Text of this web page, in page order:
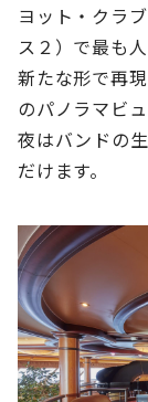
ヨット・クラ
ス２）で最も
新たな形で再
のパノラマビ
夜はバンドの
だけます。